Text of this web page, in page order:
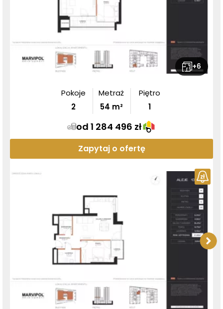
+6
Pokoje
2
Metraż
54 m²
Piętro
1
od 1 284 496 zł
Zapytaj o ofertę